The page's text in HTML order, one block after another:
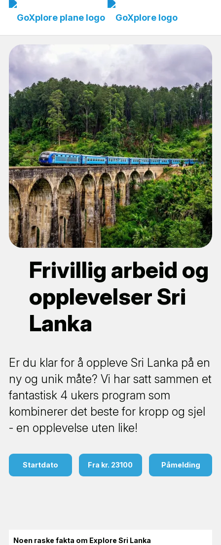
Frivillig arbeid og
opplevelser Sri
Lanka
Er du klar for å oppleve Sri Lanka på en
ny og unik måte? Vi har satt sammen et
fantastisk 4 ukers program som
kombinerer det beste for kropp og sjel
- en opplevelse uten like!
Startdato Fra kr. 23100 Påmelding
Noen raske fakta om Explore Sri Lanka